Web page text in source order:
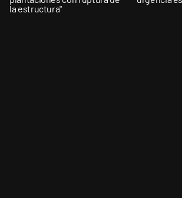
la estructura"